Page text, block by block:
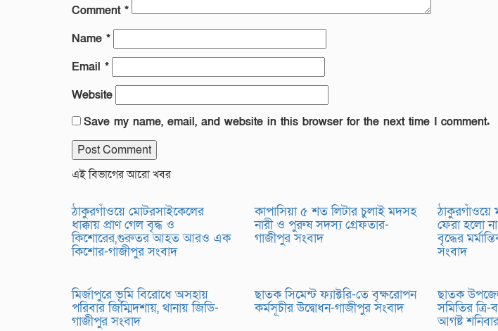
Comment *
Name *
Email *
Website
Save my name, email, and website in this browser for the next time I comment.
এই বিভাগের আরো খবর
ঠাকুরগাঁওয়ে মোটরসাইকেলের
ধাক্কায় প্রাণ গেল বৃদ্ধ ও
কিশোরের,গুরুতর আহত আরও এক
কিশোর-গাজীপুর সংবাদ
কাপাসিয়া ৫ শত লিটার চুলাই মদসহ
নারী ও পুরুষ সদস্য গ্রেফতার-
গাজীপুর সংবাদ
ঠাকুরগাঁওয়ে
ফেরা হলো
বৃদ্ধের
সংবাদ
মির্জাপুরে ভূমি বিরোধে অসহায়
পরিবার জিম্মিদশায়, থানায় জিডি-
গাজীপুর সংবাদ
ছাতক সিমেন্ট ফ্যাক্টরি-তে বৃক্ষরোপন
কর্মসূচীর উদ্বোধন-গাজীপুর সংবাদ
ছাতক
সমিতির ত্রি-
আগষ্ট